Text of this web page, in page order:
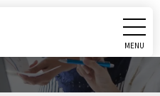
MENU
CLOSE